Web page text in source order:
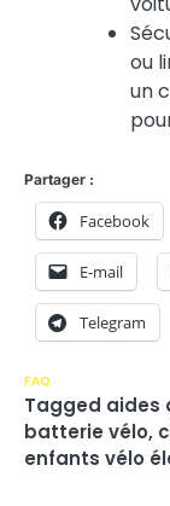
ou
un
Partager :
Facebook
E-mail
Telegram
FAQ
Tagged aides
batterie vélo,
enfants vélo